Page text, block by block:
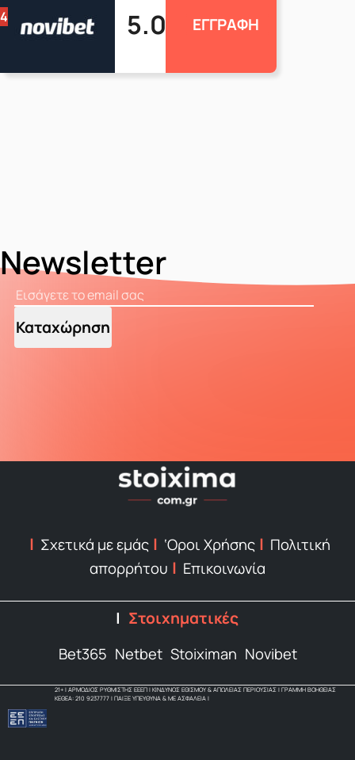
4 5.0 ΕΓΓΡΑΦΗ
Newsletter
Καταχώρηση
Σχετικά με εμάς ‘Οροι Χρήσης
Πολιτική
απορρήτου
Επικοινωνία
Στοιχηματικές
Bet365 Netbet Stoiximan Novibet
21+ | ΑΡΜΟΔΙΟΣ ΡΥΘΜΙΣΤΗΣ ΕΕΕΠ | ΚΙΝΔΥΝΟΣ ΕΘΙΣΜΟΥ & ΑΠΩΛΕΙΑΣ ΠΕΡΙΟΥΣΙΑΣ | ΓΡΑΜΜΗ ΒΟΗΘΕΙΑΣ
ΚΕΘΕΑ: 210 9237777 | ΠΑΙΞΕ ΥΠΕΥΘΥΝΑ & ΜΕ ΑΣΦΑΛΕΙΑ |